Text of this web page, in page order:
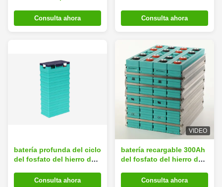
litio amistoso
Consulta ahora
eléctrico del barco
Consulta ahora
batería profunda del ciclo
del fosfato del hierro del
la motocicleta
Consulta ahora
VIDEO
batería recargable 300Ah
del fosfato del hierro del
Consulta ahora